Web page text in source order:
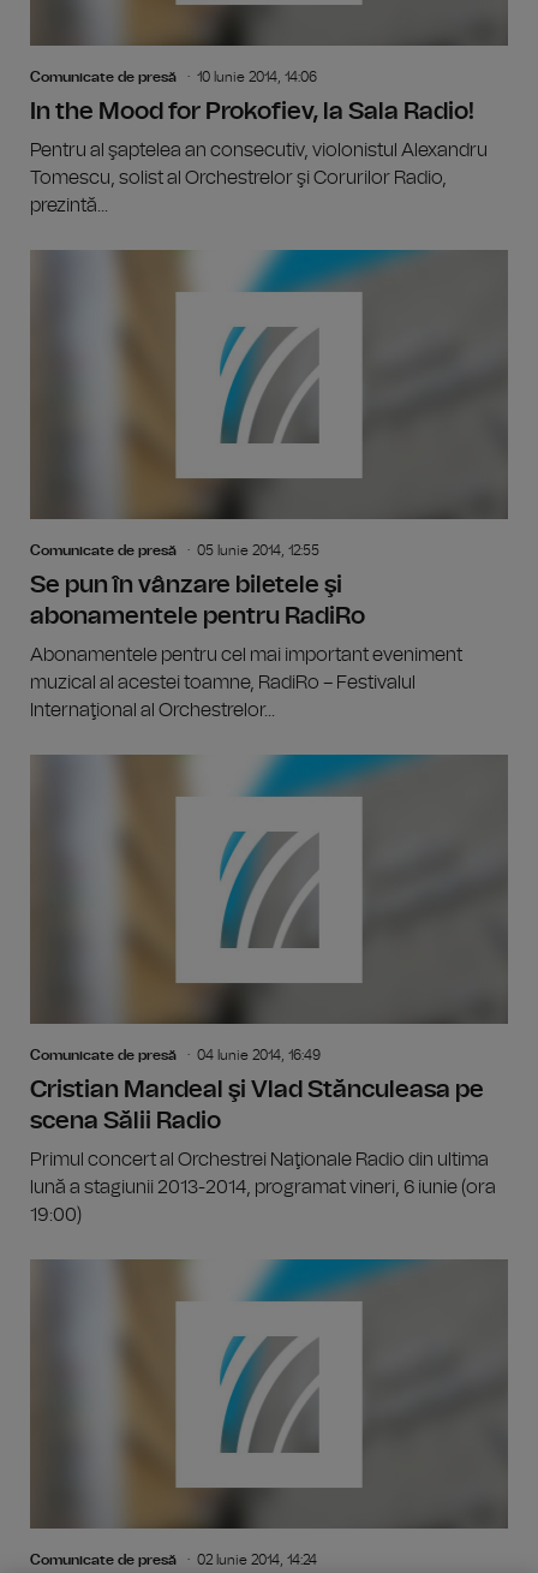
Comunicate de presă 10 Iunie 2014, 14:06
In the Mood for Prokofiev, la Sala Radio!
Pentru al şaptelea an consecutiv, violonistul Alexandru
Tomescu, solist al Orchestrelor şi Corurilor Radio,
prezintă...
Comunicate de presă 05 Iunie 2014, 12:55
Se pun în vânzare biletele şi
abonamentele pentru RadiRo
Abonamentele pentru cel mai important eveniment
muzical al acestei toamne, RadiRo – Festivalul
Internaţional al Orchestrelor...
Comunicate de presă 04 Iunie 2014, 16:49
Cristian Mandeal şi Vlad Stănculeasa pe
scena Sălii Radio
Primul concert al Orchestrei Naţionale Radio din ultima
lună a stagiunii 2013-2014, programat vineri, 6 iunie (ora
19:00)
Comunicate de presă 02 Iunie 2014, 14:24